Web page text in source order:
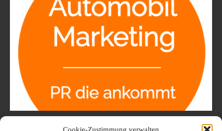
Cookie-Zustimmung verwalten
Automobil Werbung : Pressemeldung